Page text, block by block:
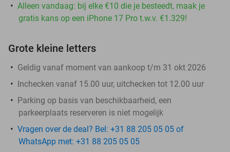
Alleen vandaag: bij elke €10 die je besteedt, maak je
gratis kans op een iPhone 17 Pro t.w.v. €1.329!
Grote kleine letters
Geldig vanaf moment van aankoop t/m 31 okt 2026
Inchecken vanaf 15.00 uur, uitchecken tot 12.00 uur
Parking op basis van beschikbaarheid, een
parkeerplaats reserveren is niet mogelijk
Vragen over de deal? Bel: +31 88 205 05 05 of
WhatsApp met: +31 88 205 05 05